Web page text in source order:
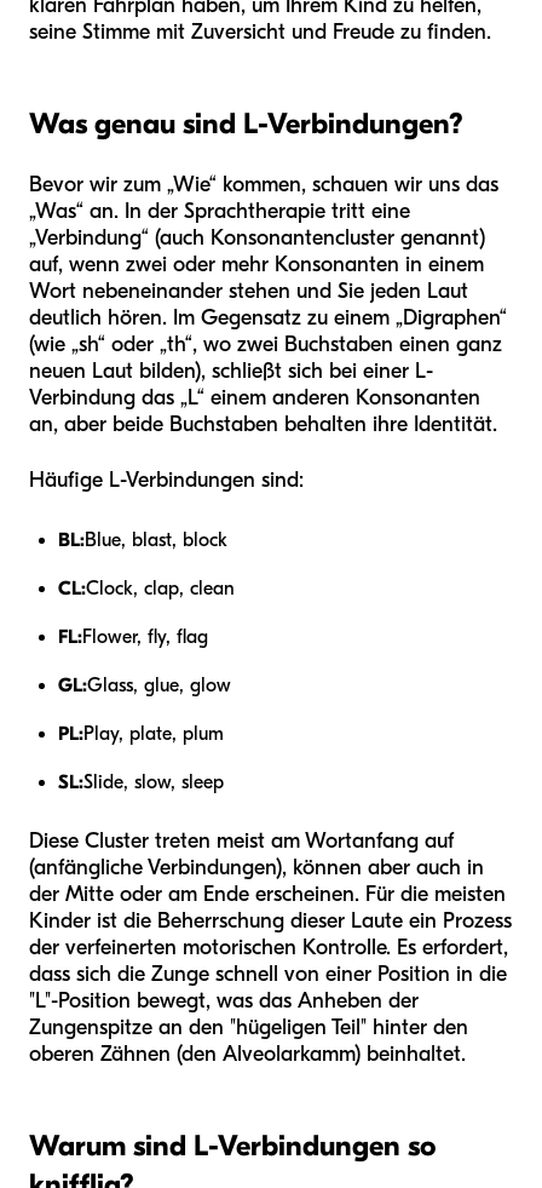
seine Stimme mit Zuversicht und Freude zu finden.
Was genau sind L-Verbindungen?
Bevor wir zum „Wie“ kommen, schauen wir uns das
„Was“ an. In der Sprachtherapie tritt eine
„Verbindung“ (auch Konsonantencluster genannt)
auf, wenn zwei oder mehr Konsonanten in einem
Wort nebeneinander stehen und Sie jeden Laut
deutlich hören. Im Gegensatz zu einem „Digraphen“
(wie „sh“ oder „th“, wo zwei Buchstaben einen ganz
neuen Laut bilden), schließt sich bei einer L-
Verbindung das „L“ einem anderen Konsonanten
an, aber beide Buchstaben behalten ihre Identität.
Häufige L-Verbindungen sind:
BL:Blue, blast, block
CL:Clock, clap, clean
FL:Flower, fly, flag
GL:Glass, glue, glow
PL:Play, plate, plum
SL:Slide, slow, sleep
Diese Cluster treten meist am Wortanfang auf
(anfängliche Verbindungen), können aber auch in
der Mitte oder am Ende erscheinen. Für die meisten
Kinder ist die Beherrschung dieser Laute ein Prozess
der verfeinerten motorischen Kontrolle. Es erfordert,
dass sich die Zunge schnell von einer Position in die
"L"-Position bewegt, was das Anheben der
Zungenspitze an den "hügeligen Teil" hinter den
oberen Zähnen (den Alveolarkamm) beinhaltet.
Warum sind L-Verbindungen so